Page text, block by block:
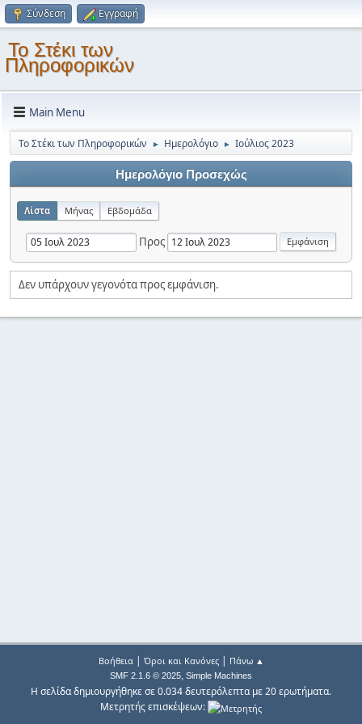
Σύνδεση Εγγραφή
Το Στέκι των
Πληροφορικών
Main Menu
Το Στέκι των Πληροφορικών ► Ημερολόγιο ► Ιούλιος 2023
Ημερολόγιο Προσεχώς
Λίστα Μήνας Εβδομάδα
Προς
Δεν υπάρχουν γεγονότα προς εμφάνιση.
Βοήθεια| Όροι και Κανόνες| Πάνω ▲
SMF 2.1.6 © 2025, Simple Machines
Η σελίδα δημιουργήθηκε σε 0.034 δευτερόλεπτα με 20 ερωτήματα.
Μετρητής επισκέψεων: